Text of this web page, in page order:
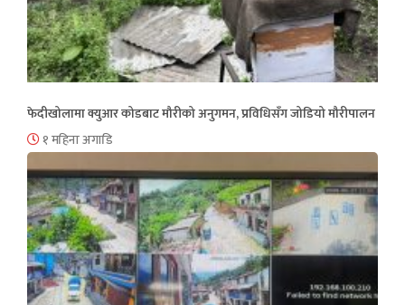
फेदीखोलामा क्युआर कोडबाट मौरीको अनुगमन, प्रविधिसँग जोडियो मौरीपालन
१ महिना अगाडि